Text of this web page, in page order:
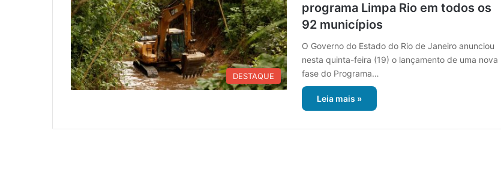
DESTAQUE
programa Limpa Rio em todos os
92 municípios
O Governo do Estado do Rio de Janeiro anunciou
nesta quinta-feira (19) o lançamento de uma nova
fase do Programa…
Leia mais »